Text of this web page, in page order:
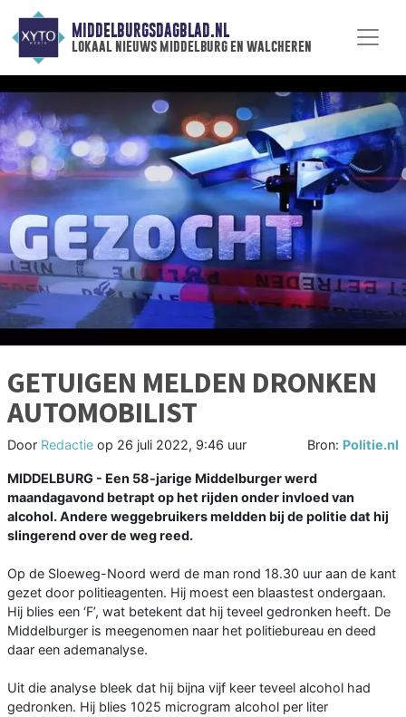
MIDDELBURGSDAGBLAD.NL
lokaal nieuws middelburg en walcheren
GETUIGEN MELDEN DRONKEN
AUTOMOBILIST
Door Redactie op 26 juli 2022, 9:46 uur Bron: Politie.nl
MIDDELBURG - Een 58-jarige Middelburger werd
maandagavond betrapt op het rijden onder invloed van
alcohol. Andere weggebruikers meldden bij de politie dat hij
slingerend over de weg reed.
Op de Sloeweg-Noord werd de man rond 18.30 uur aan de kant
gezet door politieagenten. Hij moest een blaastest ondergaan.
Hij blies een ‘F’, wat betekent dat hij teveel gedronken heeft. De
Middelburger is meegenomen naar het politiebureau en deed
daar een ademanalyse.
Uit die analyse bleek dat hij bijna vijf keer teveel alcohol had
gedronken. Hij blies 1025 microgram alcohol per liter